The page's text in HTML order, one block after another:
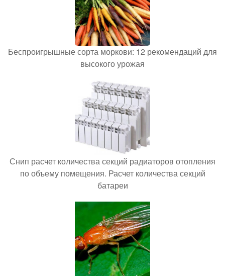
Беспроигрышные сорта моркови: 12 рекомендаций для
высокого урожая
Снип расчет количества секций радиаторов отопления
по объему помещения. Расчет количества секций
батареи